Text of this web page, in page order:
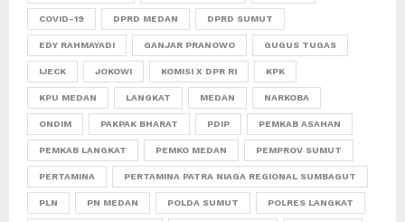
COVID-19 DPRD MEDAN DPRD SUMUT
EDY RAHMAYADI GANJAR PRANOWO GUGUS TUGAS
IJECK JOKOWI KOMISI X DPR RI KPK
KPU MEDAN LANGKAT MEDAN NARKOBA
ONDIM PAKPAK BHARAT PDIP PEMKAB ASAHAN
PEMKAB LANGKAT PEMKO MEDAN PEMPROV SUMUT
PERTAMINA PERTAMINA PATRA NIAGA REGIONAL SUMBAGUT
PLN PN MEDAN POLDA SUMUT POLRES LANGKAT